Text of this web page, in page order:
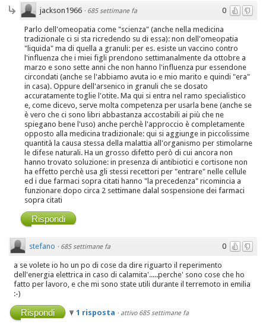
0
jackson1966 · 685 settimane fa
Parlo dell'omeopatia come "scienza" (anche nella medicina
tradizionale ci si sta ricredendo su di essa): non dell'omeopatia
"liquida" ma di quella a granuli: per es. esiste un vaccino contro
l'influenza che i miei figli prendono settimanalmente da ottobre a
marzo e sono sette anni che non hanno l'influenza pur essendone
circondati (anche se l'abbiamo avuta io e mio marito e quindi "era"
in casa). Oppure dell'arsenico in granuli che se dosato
accuratamente toglie l'otite. Ma qui si entra nel ramo specialistico
e, come dicevo, serve molta competenza per usarla bene (anche se
è vero che ci sono libri abbastanza accostabili ai più che ne
spiegano bene l'uso) anche perchè l'approccio è completamente
opposto alla medicina tradizionale: qui si aggiunge in piccolissime
quantità la causa stessa della malattia all'organismo per stimolarne
le difese naturali. Ha un grosso difetto però di cui ancora non
hanno trovato soluzione: in presenza di antibiotici e cortisone non
ha effetto perchè usa gli stessi recettori per "entrare" nelle cellule
ed i due farmaci sopra citati hanno "la precedenza" ricomincia a
funzionare dopo circa 2 settimane dalal sospensione dei farmaci
sopra citati
Rispondi
0
stefano · 685 settimane fa
a se volete io ho un po di cose da dire riguarto il reperimento
dell'energia elettrica in caso di calamita'.....perche' sono cose che ho
fatto per lavoro, e che mi sono state utili durante il terremoto in emilia
:-)
Rispondi 1 risposta · attivo 685 settimane fa